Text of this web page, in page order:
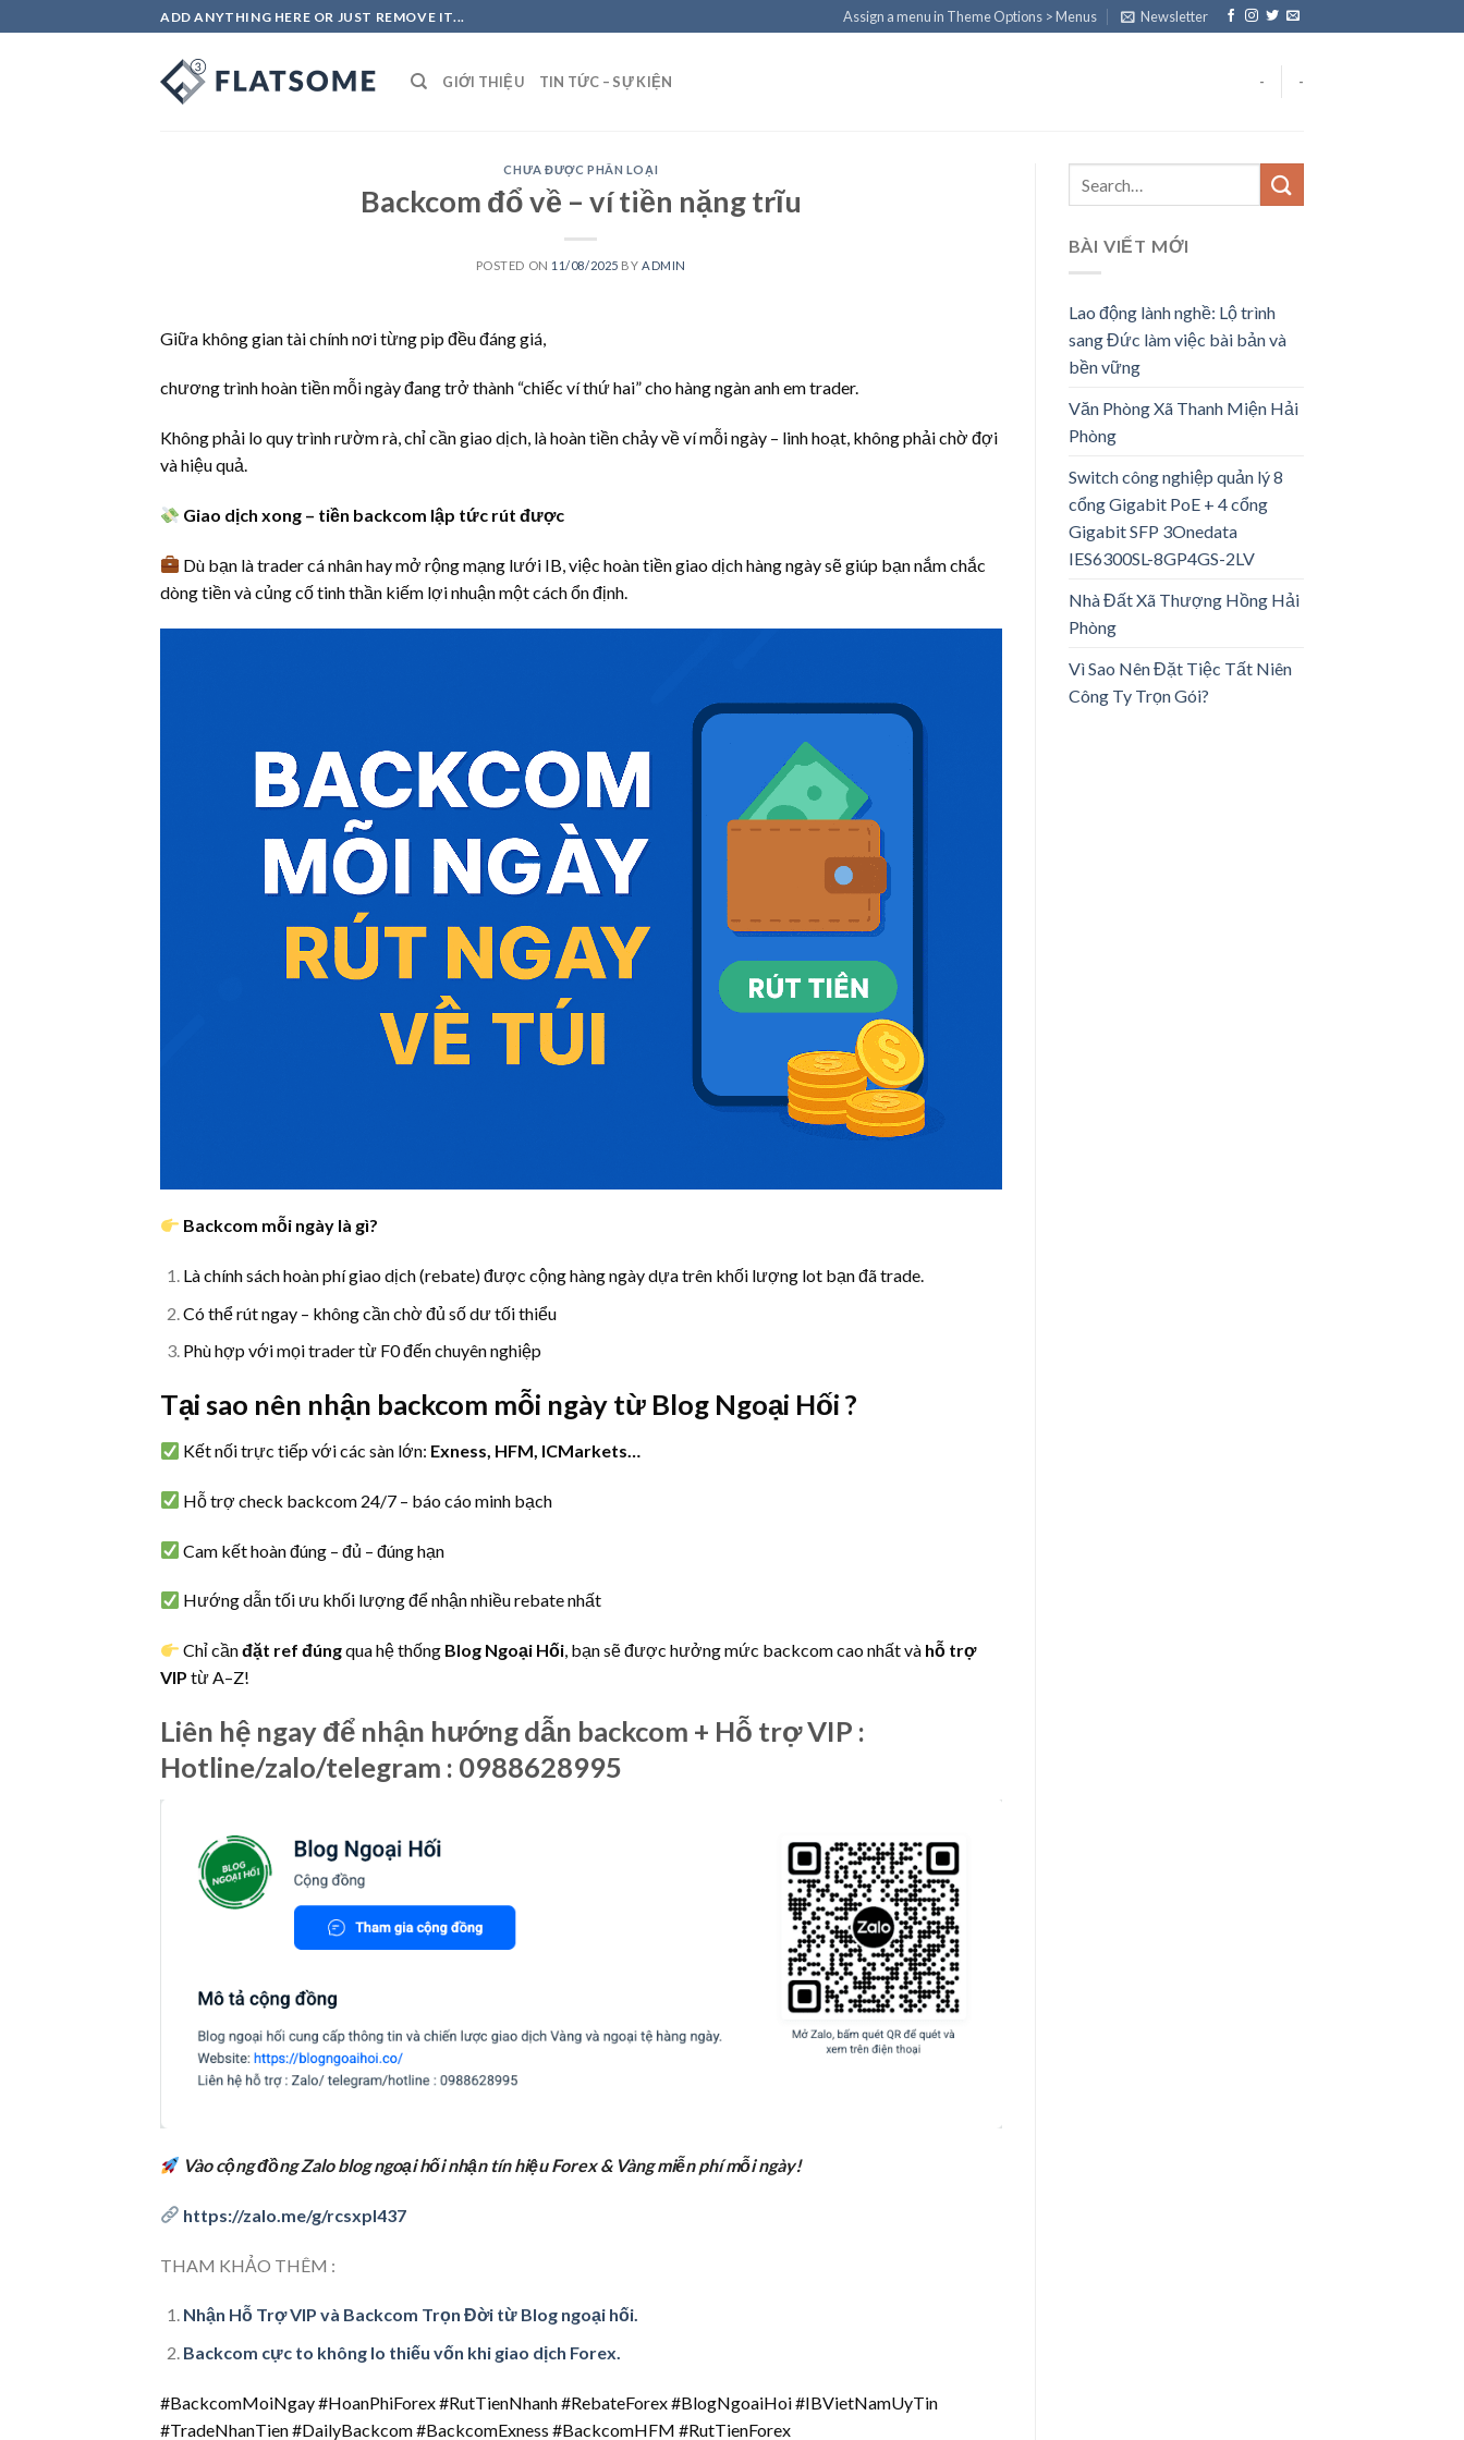
to
ADD ANYTHING HERE OR JUST REMOVE IT... Assign a menu in Theme Options > Menus Newsletter
GIỚI THIỆU TIN TỨC – SỰ KIỆN - -
CHƯA ĐƯỢC PHÂN LOẠI
Backcom đổ về – ví tiền nặng trĩu
POSTED ON 11/08/2025 BY ADMIN
Giữa không gian tài chính nơi từng pip đều đáng giá,
chương trình hoàn tiền mỗi ngày đang trở thành “chiếc ví thứ hai” cho hàng ngàn anh em trader.
Không phải lo quy trình rườm rà, chỉ cần giao dịch, là hoàn tiền chảy về ví mỗi ngày – linh hoạt, không phải chờ đợi
và hiệu quả.
Giao dịch xong – tiền backcom lập tức rút được
Dù bạn là trader cá nhân hay mở rộng mạng lưới IB, việc hoàn tiền giao dịch hàng ngày sẽ giúp bạn nắm chắc
dòng tiền và củng cố tinh thần kiếm lợi nhuận một cách ổn định.
Backcom mỗi ngày là gì?
Là chính sách hoàn phí giao dịch (rebate) được cộng hàng ngày dựa trên khối lượng lot bạn đã trade.
Có thể rút ngay – không cần chờ đủ số dư tối thiểu
Phù hợp với mọi trader từ F0 đến chuyên nghiệp
Tại sao nên nhận backcom mỗi ngày từ Blog Ngoại Hối ?
Kết nối trực tiếp với các sàn lớn: Exness, HFM, ICMarkets…
Hỗ trợ check backcom 24/7 – báo cáo minh bạch
Cam kết hoàn đúng – đủ – đúng hạn
Hướng dẫn tối ưu khối lượng để nhận nhiều rebate nhất
Chỉ cầnđặt ref đúngqua hệ thống Blog Ngoại Hối, bạn sẽ được hưởng mức backcom cao nhất và hỗ trợ
VIP từ A–Z!
Liên hệ ngay để nhận hướng dẫn backcom + Hỗ trợ VIP :
Hotline/zalo/telegram : 0988628995
Vào cộng đồng Zalo blog ngoại hối nhận tín hiệu Forex & Vàng miễn phí mỗi ngày!
https://zalo.me/g/rcsxpl437
THAM KHẢO THÊM :
Nhận Hỗ Trợ VIP và Backcom Trọn Đời từ Blog ngoại hối.
Backcom cực to không lo thiếu vốn khi giao dịch Forex.
#BackcomMoiNgay #HoanPhiForex #RutTienNhanh #RebateForex #BlogNgoaiHoi #IBVietNamUyTin
#TradeNhanTien #DailyBackcom #BackcomExness #BackcomHFM #RutTienForex
BÀI VIẾT MỚI
Lao động lành nghề: Lộ trình
sang Đức làm việc bài bản và
bền vững
Văn Phòng Xã Thanh Miện Hải
Phòng
Switch công nghiệp quản lý 8
cổng Gigabit PoE + 4 cổng
Gigabit SFP 3Onedata
IES6300SL-8GP4GS-2LV
Nhà Đất Xã Thượng Hồng Hải
Phòng
Vì Sao Nên Đặt Tiệc Tất Niên
Công Ty Trọn Gói?